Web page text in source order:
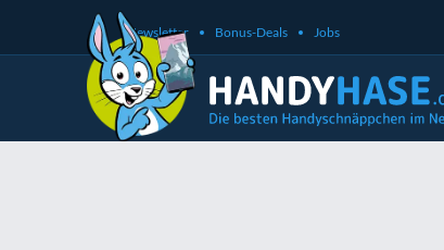
Newsletter Bonus-Deals Jobs